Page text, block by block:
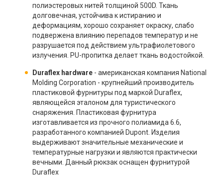
полиэстеровых нитей толщиной 500D. Ткань
долговечная, устойчива к истиранию и
деформациям, хорошо сохраняет окраску, слабо
подвержена влиянию перепадов температур и не
разрушается под действием ультрафиолетового
излучения. PU-пропитка делает ткань водостойкой.
Duraflex hardware - американская компания National
Molding Corporation - крупнейший производитель
пластиковой фурнитуры под маркой Duraflex,
являющейся эталоном для туристического
снаряжения. Пластиковая фурнитура
изготавливается из прочного полиамида 6.6,
разработанного компанией Dupont. Изделия
выдерживают значительные механические и
температурные нагрузки и являются практически
вечными. Данный рюкзак оснащен фурнитурой
Duraflex